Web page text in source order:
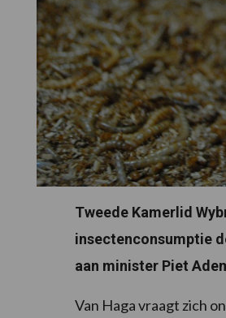
Tweede Kamerlid
insectenconsumptie
aan minister Piet
Van Haga vraagt zich